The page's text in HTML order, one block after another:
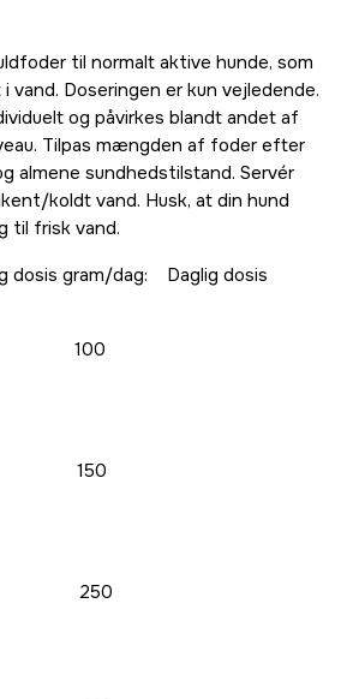
til normalt aktive hunde, som
vand. Doseringen er kun vejledende.
og påvirkes blandt andet af
Tilpas mængden af foder efter
almene sundhedstilstand. Servér
koldt vand. Husk, at din hund
til frisk vand.
dosis gram/dag: Daglig dosis
100
150
250